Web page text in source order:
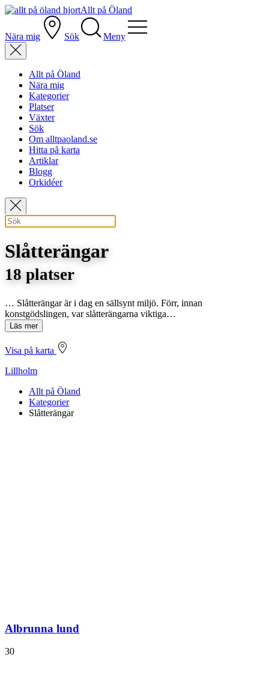
Allt på Öland
Nära mig Sök Meny
Allt på Öland
Nära mig
Kategorier
Platser
Växter
Sök
Om alltpaoland.se
Hitta på karta
Artiklar
Blogg
Orkidéer
Slåtterängar
18 platser
… Slåtterängar är i dag en sällsynt miljö. Förr, innan
konstgödslingen, var slåtterängarna viktiga…
Läs mer
Visa på karta
Lillholm
Allt på Öland
Kategorier
Slåtterängar
Albrunna lund
30